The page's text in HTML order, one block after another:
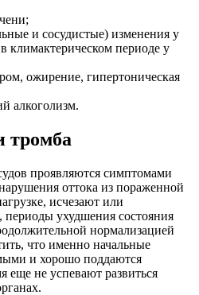
и сосудистые) изменения у
климактерическом периоде у
ожирение, гипертоническая
алкоголизм.
тромба
проявляются симптомами
оттока из пораженной
исчезают или
ухудшения состояния
нормализацией
что именно начальные
и хорошо поддаются
еще не успевают развиться